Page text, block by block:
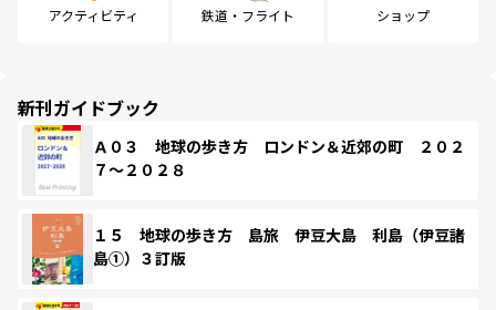
アクティビティ 鉄道・フライト ショップ
新刊ガイドブック
Ａ０３ 地球の歩き方 ロンドン＆近郊の町 ２０２
７～２０２８
１５ 地球の歩き方 島旅 伊豆大島 利島（伊豆諸
島①）３訂版